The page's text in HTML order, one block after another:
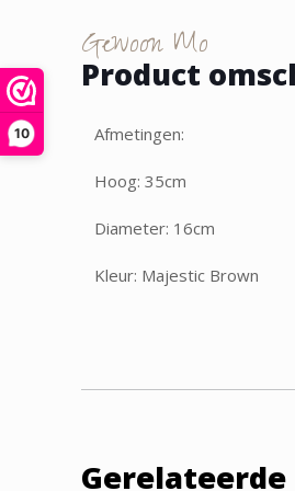
10
Gewoon Mo
Product
Afmetingen:
Hoog: 35cm
Diameter: 16cm
Kleur: Majestic Brown